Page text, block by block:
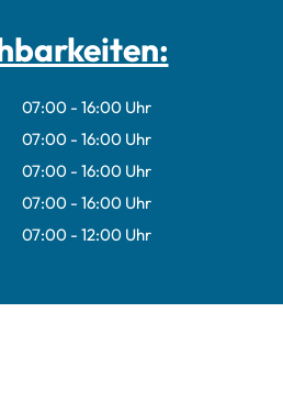
07:00 - 16:00 Uhr
Von 07:00 bis 16:00 Uhr
07:00 - 16:00 Uhr
Von 07:00 bis 16:00 Uhr
07:00 - 16:00 Uhr
Von 07:00 bis 16:00 Uhr
07:00 - 16:00 Uhr
Von 07:00 bis 16:00 Uhr
07:00 - 12:00 Uhr